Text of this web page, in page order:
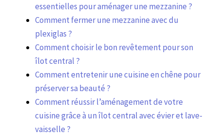
essentielles pour aménager une mezzanine ?
Comment fermer une mezzanine avec du
plexiglas ?
Comment choisir le bon revêtement pour son
îlot central ?
Comment entretenir une cuisine en chêne pour
préserver sa beauté ?
Comment réussir l’aménagement de votre
cuisine grâce à un îlot central avec évier et lave-
vaisselle ?